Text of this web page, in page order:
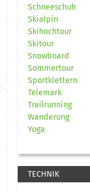
Schneeschuh
Skialpin
Skihochtour
Skitour
Snowboard
Sommertour
Sportklettern
Telemark
Trailrunning
Wanderung
Yoga
TECHNIK